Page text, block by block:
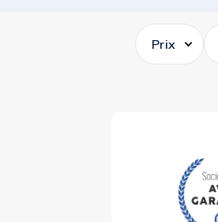
Prix